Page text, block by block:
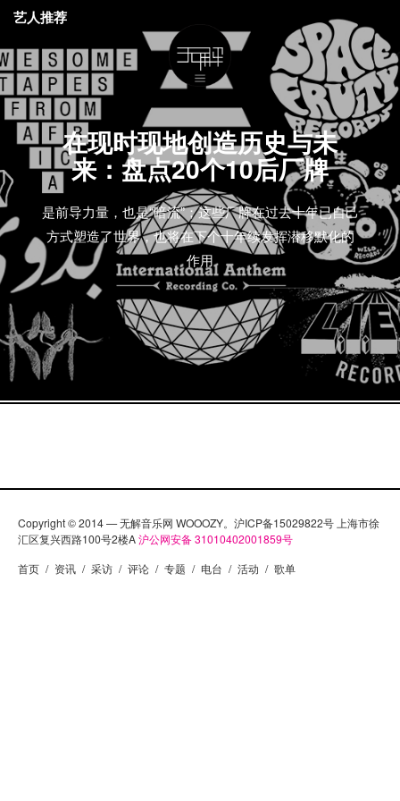
在现时现地创造历史与未
来：盘点20个10后厂牌
是前导力量，也是“暗流”；这些厂牌在过去十年已自己
方式塑造了世界，也将在下个十年续发挥潜移默化的
作用
艺人推荐
Copyright © 2014 — 无解音乐网 WOOOZY。沪ICP备15029822号 上海市徐
汇区复兴西路100号2楼A沪公网安备 31010402001859号
首页 / 资讯 / 采访 / 评论 / 专题 / 电台 / 活动 / 歌单